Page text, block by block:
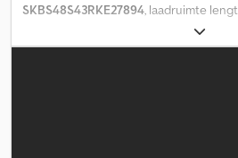
SKBS48S43RKE27894 , laadruimte
,
wielbasis:7.480 mm, Bouwjaar:2024, =
accessoires = - Luchtvering achter -